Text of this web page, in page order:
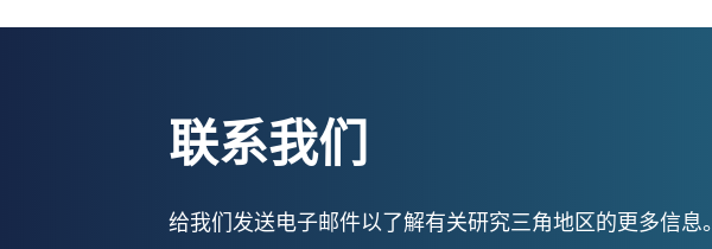
联系我们
给我们发送电子邮件以了解有关研究三角地区的更多信息。